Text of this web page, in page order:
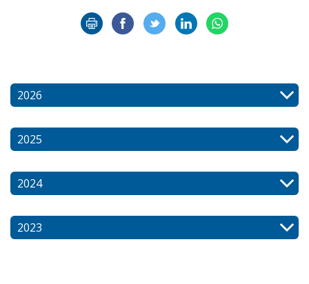
2026
2025
2024
2023